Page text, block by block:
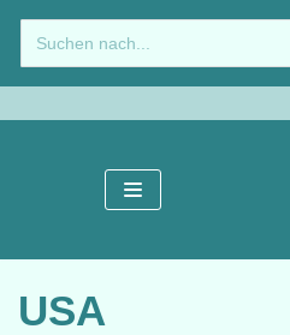
Zum
Inhalt
springen
USA